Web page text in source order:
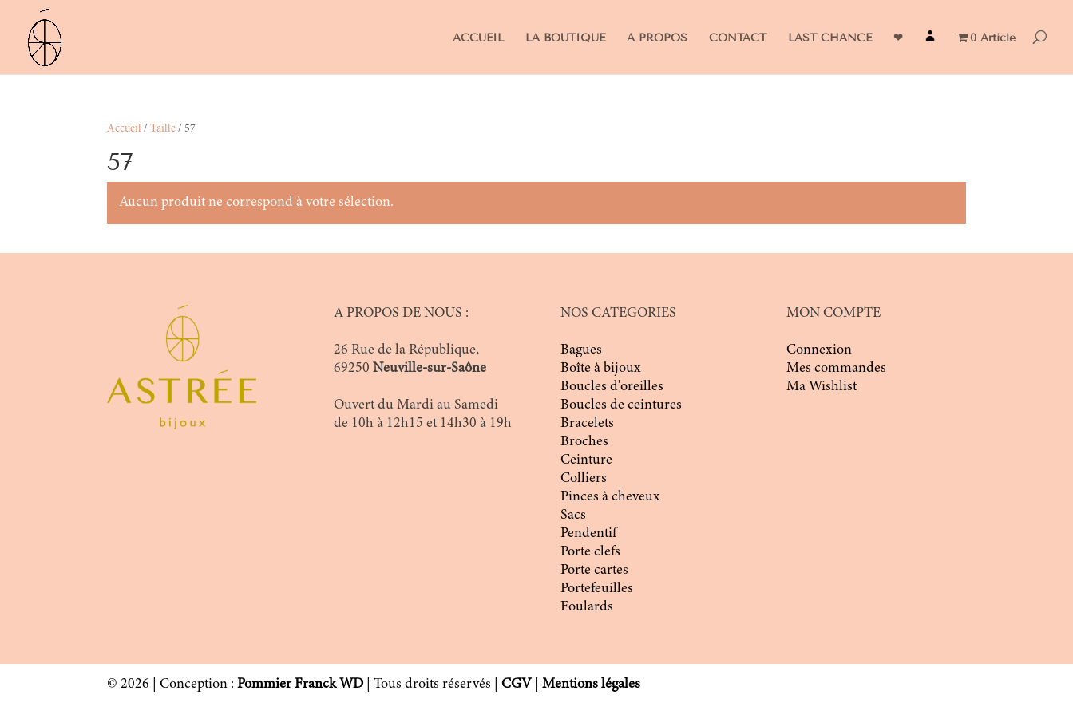
ACCUEIL LA BOUTIQUE A PROPOS CONTACT LAST CHANCE ❤ 0 Article
Accueil / Taille / 57
57
Aucun produit ne correspond à votre sélection.
A PROPOS DE NOUS :
26 Rue de la République,
69250 Neuville-sur-Saône
Ouvert du Mardi au Samedi
de 10h à 12h15 et 14h30 à 19h
NOS CATEGORIES
Bagues
Boîte à bijoux
Boucles d'oreilles
Boucles de ceintures
Bracelets
Broches
Ceinture
Colliers
Pinces à cheveux
Sacs
Pendentif
Porte clefs
Porte cartes
Portefeuilles
Foulards
MON COMPTE
Connexion
Mes commandes
Ma Wishlist
© 2026 | Conception :Pommier Franck WD| Tous droits réservés |CGV |Mentions légales